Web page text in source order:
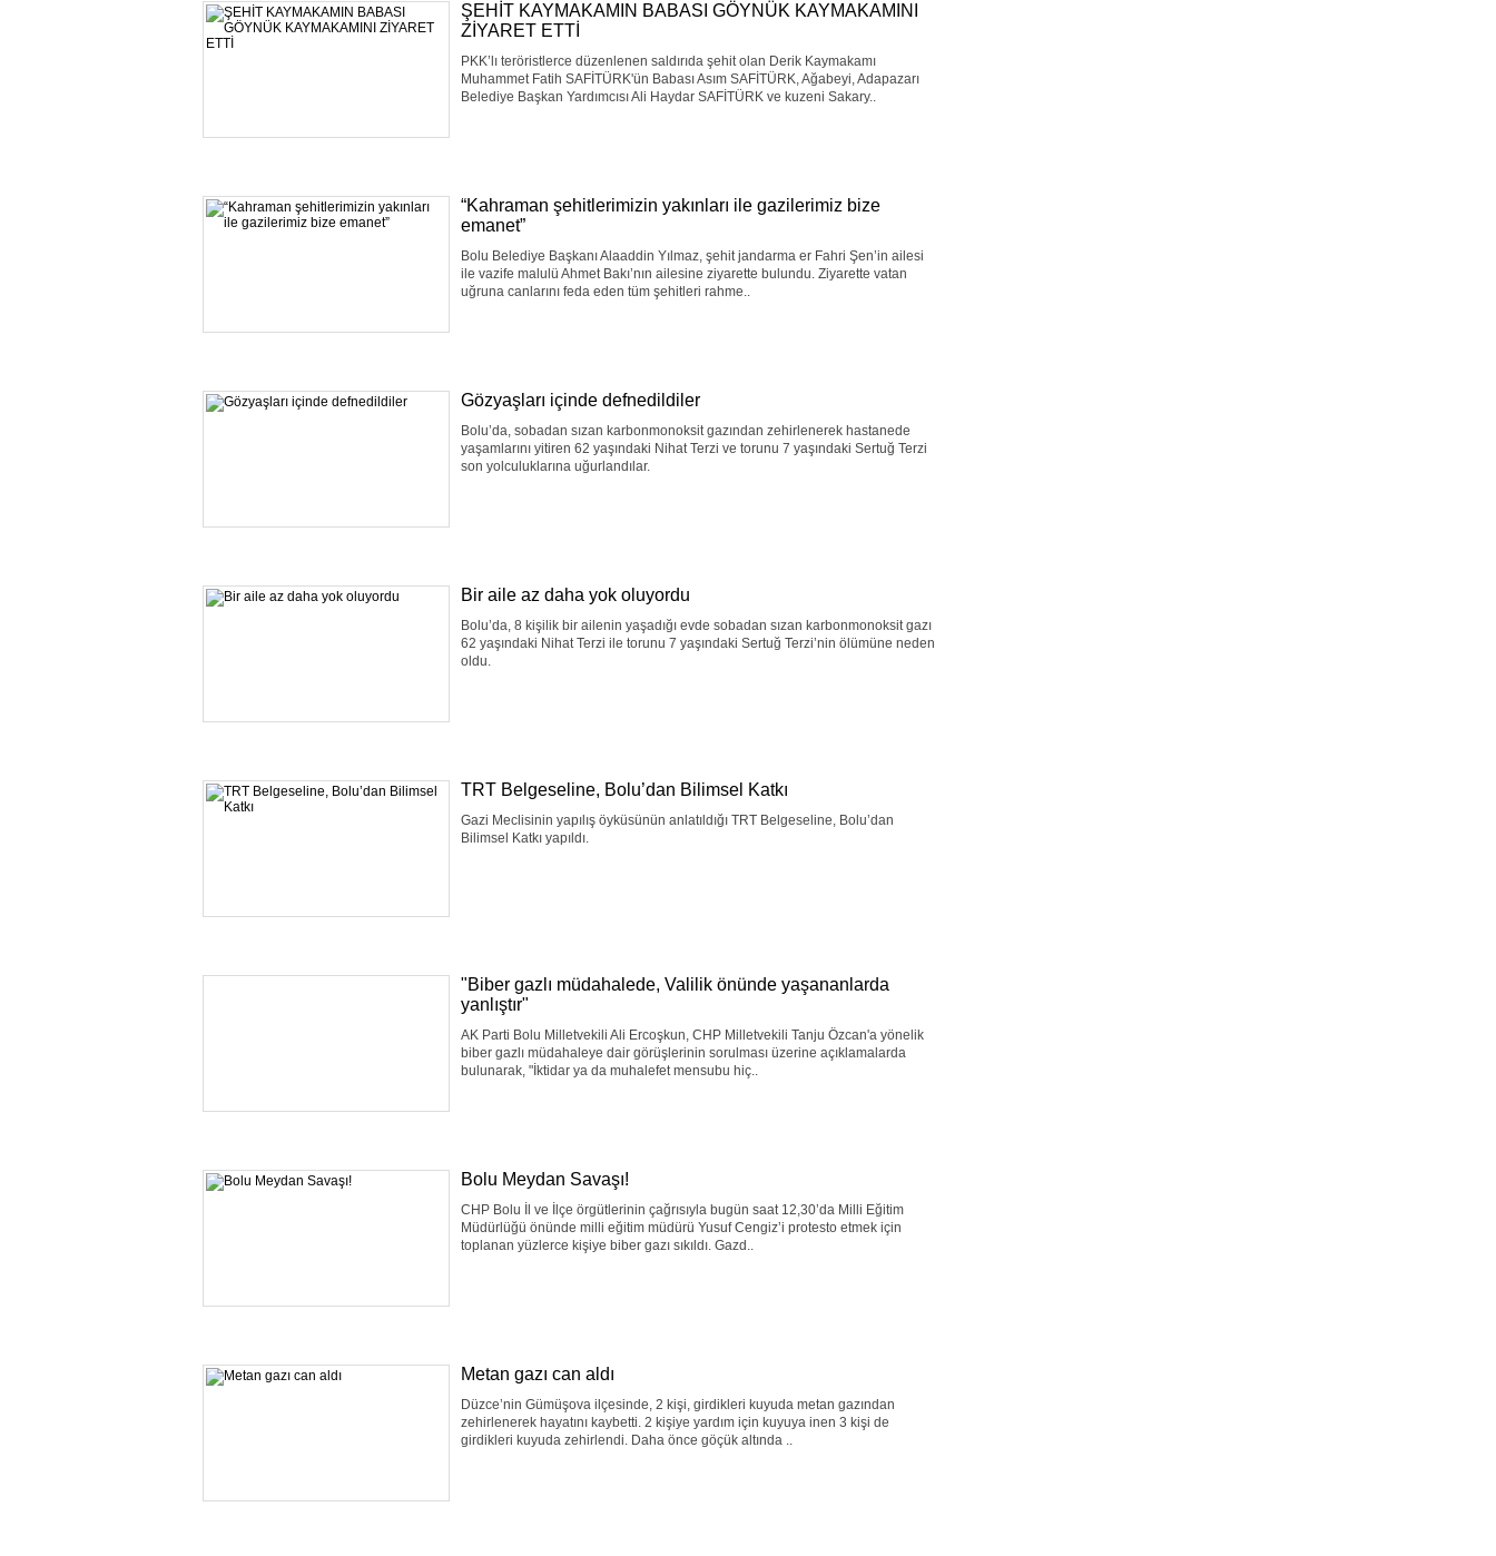
ŞEHİT KAYMAKAMIN BABASI GÖYNÜK KAYMAKAMINI
ZİYARET ETTİ
PKK’lı teröristlerce düzenlenen saldırıda şehit olan Derik Kaymakamı
Muhammet Fatih SAFİTÜRK'ün Babası Asım SAFİTÜRK, Ağabeyi, Adapazarı
Belediye Başkan Yardımcısı Ali Haydar SAFİTÜRK ve kuzeni Sakary..
“Kahraman şehitlerimizin yakınları ile gazilerimiz bize
emanet”
Bolu Belediye Başkanı Alaaddin Yılmaz, şehit jandarma er Fahri Şen’in ailesi
ile vazife malulü Ahmet Bakı’nın ailesine ziyarette bulundu. Ziyarette vatan
uğruna canlarını feda eden tüm şehitleri rahme..
Gözyaşları içinde defnedildiler
Bolu’da, sobadan sızan karbonmonoksit gazından zehirlenerek hastanede
yaşamlarını yitiren 62 yaşındaki Nihat Terzi ve torunu 7 yaşındaki Sertuğ Terzi
son yolculuklarına uğurlandılar.
Bir aile az daha yok oluyordu
Bolu’da, 8 kişilik bir ailenin yaşadığı evde sobadan sızan karbonmonoksit gazı
62 yaşındaki Nihat Terzi ile torunu 7 yaşındaki Sertuğ Terzi’nin ölümüne neden
oldu.
TRT Belgeseline, Bolu’dan Bilimsel Katkı
Gazi Meclisinin yapılış öyküsünün anlatıldığı TRT Belgeseline, Bolu’dan
Bilimsel Katkı yapıldı.
"Biber gazlı müdahalede, Valilik önünde yaşananlarda
yanlıştır"
AK Parti Bolu Milletvekili Ali Ercoşkun, CHP Milletvekili Tanju Özcan'a yönelik
biber gazlı müdahaleye dair görüşlerinin sorulması üzerine açıklamalarda
bulunarak, "İktidar ya da muhalefet mensubu hiç..
Bolu Meydan Savaşı!
CHP Bolu İl ve İlçe örgütlerinin çağrısıyla bugün saat 12,30’da Milli Eğitim
Müdürlüğü önünde milli eğitim müdürü Yusuf Cengiz’i protesto etmek için
toplanan yüzlerce kişiye biber gazı sıkıldı. Gazd..
Metan gazı can aldı
Düzce’nin Gümüşova ilçesinde, 2 kişi, girdikleri kuyuda metan gazından
zehirlenerek hayatını kaybetti. 2 kişiye yardım için kuyuya inen 3 kişi de
girdikleri kuyuda zehirlendi. Daha önce göçük altında ..